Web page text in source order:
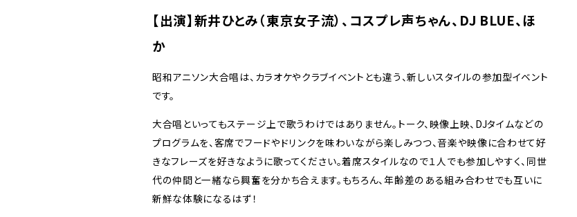
【出演】新井ひとみ（東京女子流）、コスプレ声ちゃん、DJ BLUE、ほ
か
昭和アニソン大合唱は、カラオケやクラブイベントとも違う、新しいスタイルの参加型イベント
です。
大合唱といってもステージ上で歌うわけではありません。トーク、映像上映、DJタイムなどの
プログラムを、客席でフードやドリンクを味わいながら楽しみつつ、音楽や映像に合わせて好
きなフレーズを好きなように歌ってください。着席スタイルなので１人でも参加しやすく、同世
代の仲間と一緒なら興奮を分かち合えます。もちろん、年齢差のある組み合わせでも互いに
新鮮な体験になるはず！